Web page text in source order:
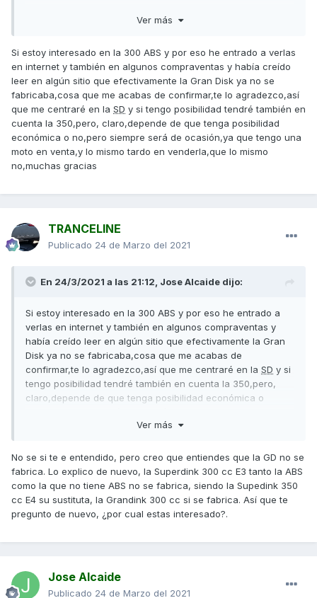
haber bastante oferta y buscando bien se puede encontrar
Ver más
Si estoy interesado en la 300 ABS y por eso he entrado a verlas
en internet y también en algunos compraventas y había creído
leer en algún sitio que efectivamente la Gran Disk ya no se
fabricaba,cosa que me acabas de confirmar,te lo agradezco,así
que me centraré en la SD y si tengo posibilidad tendré también en
cuenta la 350,pero, claro,depende de que tenga posibilidad
económica o no,pero siempre será de ocasión,ya que tengo una
moto en venta,y lo mismo tardo en venderla,que lo mismo
no,muchas gracias
TRANCELINE
Publicado 24 de Marzo del 2021
En 24/3/2021 a las 21:12, Jose Alcaide dijo:
Si estoy interesado en la 300 ABS y por eso he entrado a
verlas en internet y también en algunos compraventas y
había creído leer en algún sitio que efectivamente la Gran
Disk ya no se fabricaba,cosa que me acabas de
confirmar,te lo agradezco,así que me centraré en la SD y si
tengo posibilidad tendré también en cuenta la 350,pero,
claro,depende de que tenga posibilidad económica o
venta,y lo mismo tardo en venderla,que lo mismo
Ver más
No se si te e entendido, pero creo que entiendes que la GD no se
fabrica. Lo explico de nuevo, la Superdink 300 cc E3 tanto la ABS
como la que no tiene ABS no se fabrica, siendo la Supedink 350
cc E4 su sustituta, la Grandink 300 cc si se fabrica. Así que te
pregunto de nuevo, ¿por cual estas interesado?.
Jose Alcaide
Publicado 24 de Marzo del 2021